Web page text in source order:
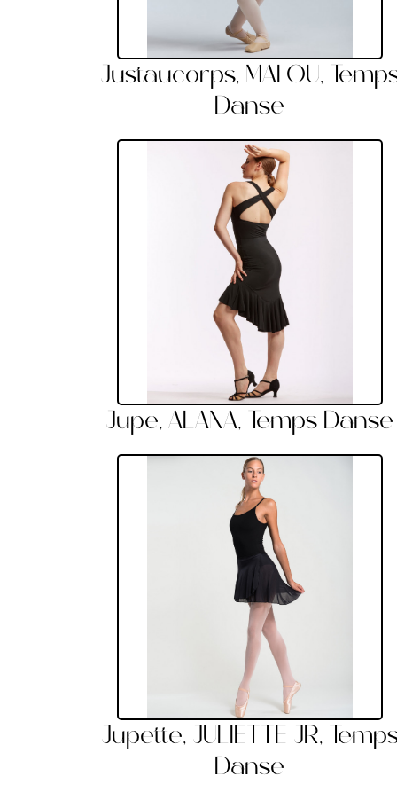
Justaucorps, MALOU,
Danse
Jupe, ALANA, Temps Danse
Jupette, JULIETTE JR,
Danse